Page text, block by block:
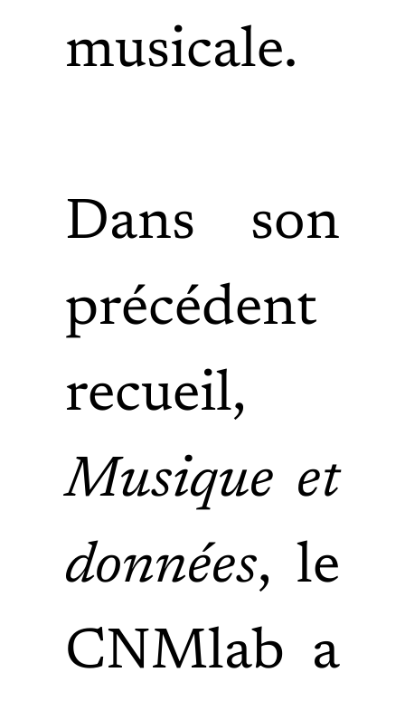
musicale.
Dans son
précédent
recueil,
Musique et
données, le
CNMlab a